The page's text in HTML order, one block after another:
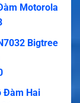
Motorola
Bigtree
Đàm Hai